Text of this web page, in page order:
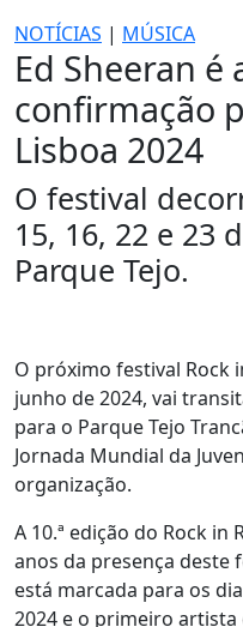
NOTÍCIAS | MÚSICA
Ed Sheeran é
confirmação
Lisboa 2024
O festival
15, 16, 22 e 23
Parque Tejo.
O próximo festival Rock
junho de 2024, vai
para o Parque Tejo
Jornada Mundial da
organização.
A 10.ª edição do Rock in
anos da presença deste
está marcada para os
2024 e o primeiro